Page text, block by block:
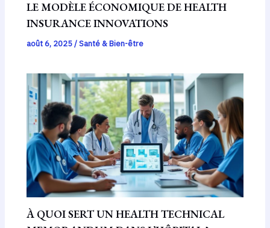
LE MODÈLE ÉCONOMIQUE DE HEALTH
INSURANCE INNOVATIONS
août 6, 2025/Santé & Bien-être
À QUOI SERT UN HEALTH TECHNICAL